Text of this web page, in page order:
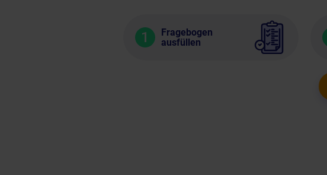
1
Fragebogen
ausfüllen